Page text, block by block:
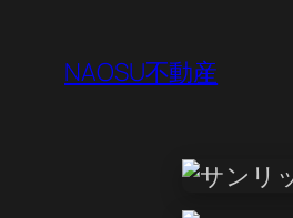
NAOSU不動産